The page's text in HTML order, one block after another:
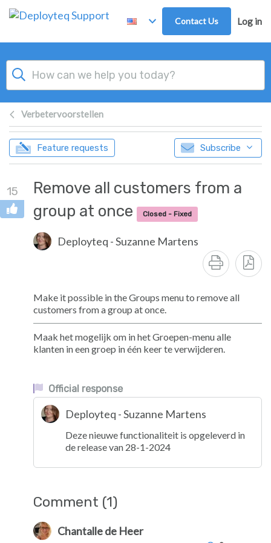
Skip to main content
Contact Us Log in
Verbetervoorstellen
Feature requests Subscribe
15
Remove all customers from a
group at once
Closed - Fixed
Deployteq - Suzanne Martens
Make it possible in the Groups menu to remove all
customers from a group at once.
Maak het mogelijk om in het Groepen-menu alle
klanten in een groep in één keer te verwijderen.
Official response
Deployteq - Suzanne Martens
Deze nieuwe functionaliteit is opgeleverd in
de release van 28-1-2024
Comment (1)
Chantalle de Heer